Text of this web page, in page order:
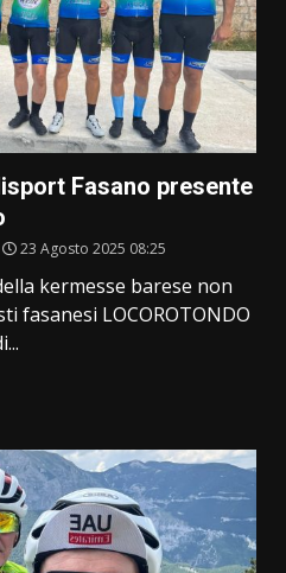
Fasano presente
23 Agosto 2025 08:25
kermesse barese non
fasanesi LOCOROTONDO